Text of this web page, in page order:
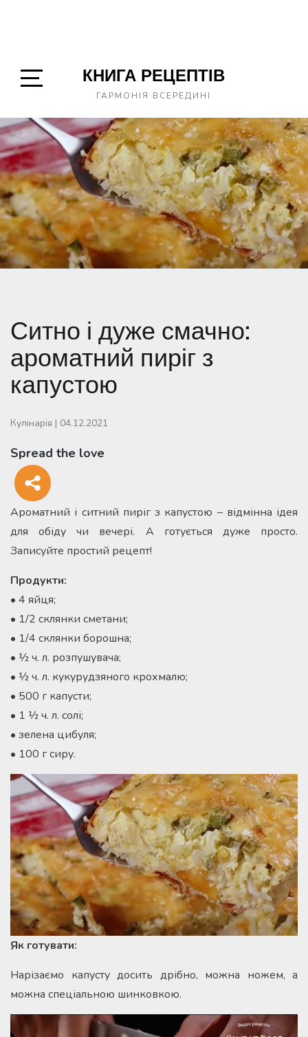
Sidebar
КНИГА РЕЦЕПТІВ
ГАРМОНІЯ ВСЕРЕДИНІ
Ситно і дуже смачно:
ароматний пиріг з
капустою
Кулінарія | 04.12.2021
Spread the love
Ароматний і ситний пиріг з капустою – відмінна ідея
для обіду чи вечері. А готується дуже просто.
Записуйте простий рецепт!
Продукти:
• 4 яйця;
• 1/2 склянки сметани;
• 1/4 склянки борошна;
• ½ ч. л. розпушувача;
• ½ ч. л. кукурудзяного крохмалю;
• 500 г капусти;
• 1 ½ ч. л. солі;
• зелена цибуля;
• 100 г сиру.
Як готувати:
Нарізаємо капусту досить дрібно, можна ножем, а
можна спеціальною шинковкою.